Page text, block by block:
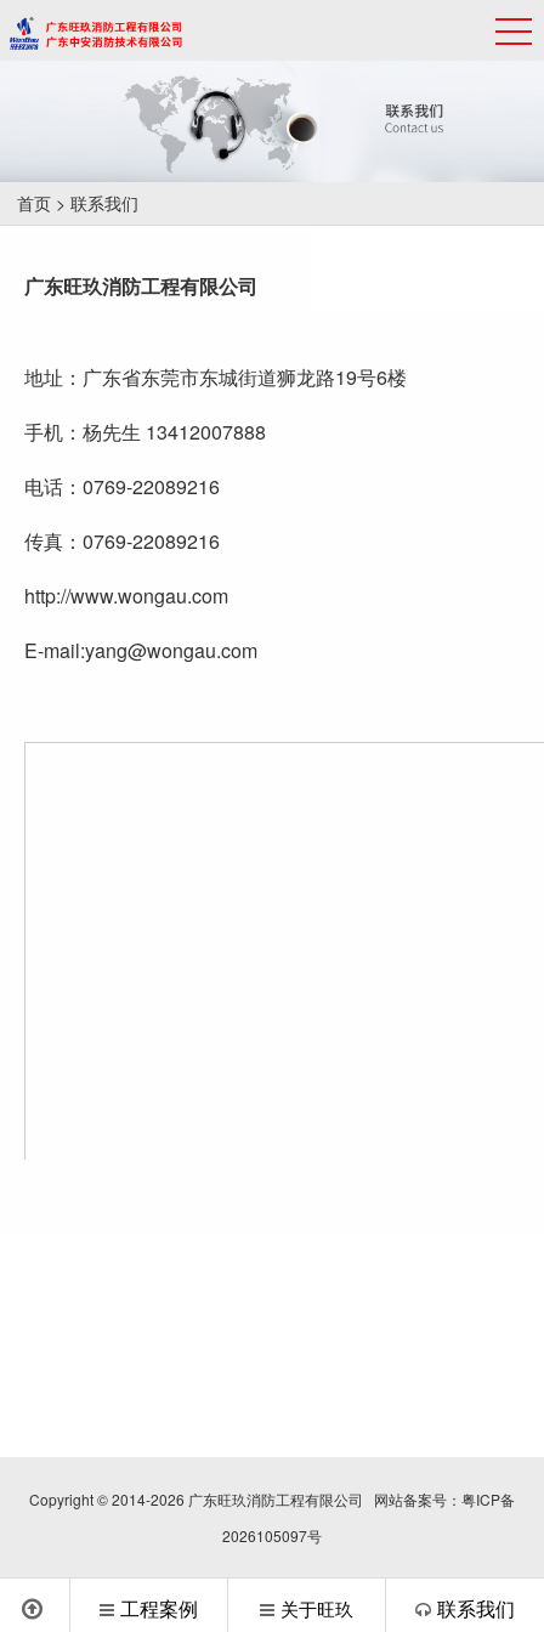
首页 > 联系我们
广东旺玖消防工程有限公司
地址：广东省东莞市东城街道狮龙路19号6楼
手机：杨先生 13412007888
电话：0769-22089216
传真：0769-22089216
http://www.wongau.com
E-mail:yang@wongau.com
Copyright © 2014-2026 广东旺玖消防工程有限公司 网站备案号： 粤ICP备
2026105097号
工程案例 关于旺玖 联系我们